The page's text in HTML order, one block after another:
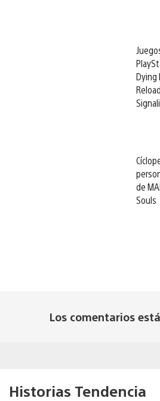
Dying
de
Souls
Los comentarios
Historias Tendencia